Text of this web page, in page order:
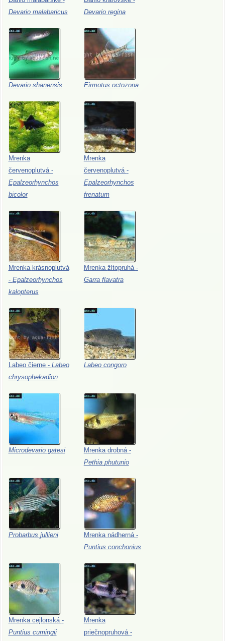
Devario malabaricus
Devario regina
Devario shanensis Eirmotus octozona
Mrenka
červenoplutvá -
Epalzeorhynchos
bicolor
Mrenka
červenoplutvá -
Epalzeorhynchos
frenatum
Mrenka krásnoplutvá
- Epalzeorhynchos
kalopterus
Mrenka žltopruhá -
Garra flavatra
Labeo čierne - Labeo
chrysophekadion
Labeo congoro
Microdevario gatesi Mrenka drobná -
Pethia phutunio
Probarbus jullieni Mrenka nádherná -
Puntius conchonius
Mrenka cejlonská -
Puntius cumingii
Mrenka
priečnopruhová -